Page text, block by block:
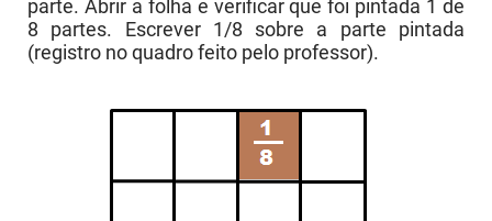
parte. Abrir a folha e verificar que foi pintada 1 de
8 partes. Escrever 1/8 sobre a parte pintada
(registro no quadro feito pelo professor).